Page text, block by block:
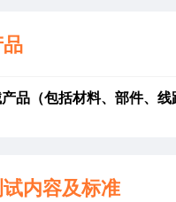
品（包括材料、部件、线
内容及标准